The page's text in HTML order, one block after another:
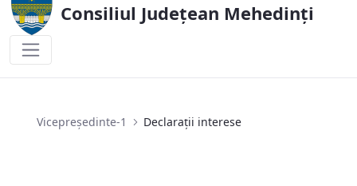
Consiliul Județean Mehedinți
Vicepreședinte-1 Declarații interese